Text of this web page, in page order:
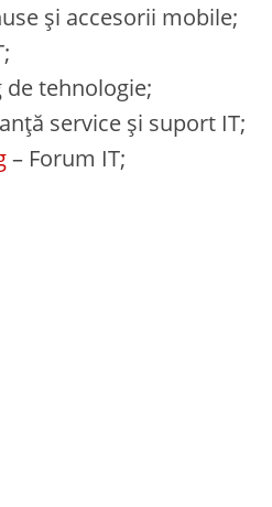
și accesorii mobile;
de tehnologie;
service și suport IT;
– Forum IT;